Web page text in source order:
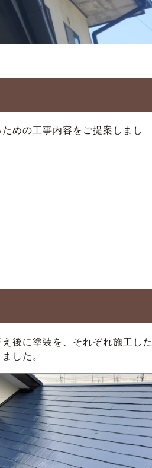
めの工事内容をご提案しまし
後に塗装を、それぞれ施工した
した。